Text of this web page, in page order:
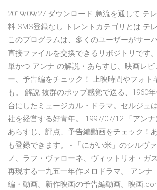
2019/09/27 ダウンロード 急流を通して テ
料 SMS登録なし トレントカテゴリとは テレ
このプログラムは、多くのユーザーがサー
直接ファイルを交換できるリポジトリです
単かつ アンナ の解説・あらすじ、映画レビ
ー、予告編をチェック！ 上映時間やフォト
も。 解説 抜群のポップ感覚で送る、1960
台にしたミュージカル・ドラマ。セルジュ
社を経営する好青年。 1997/07/12 「アンナ
あらすじ、評点、予告編動画をチェック！
も登録できます。 - 「にがい米」のシルヴ
ノ、ラフ・ヴァローネ、ヴィットリオ・ガ
再現する一九五一年作メロドラマ。 アンナ
編・動画。新作映画の予告編動画。映画